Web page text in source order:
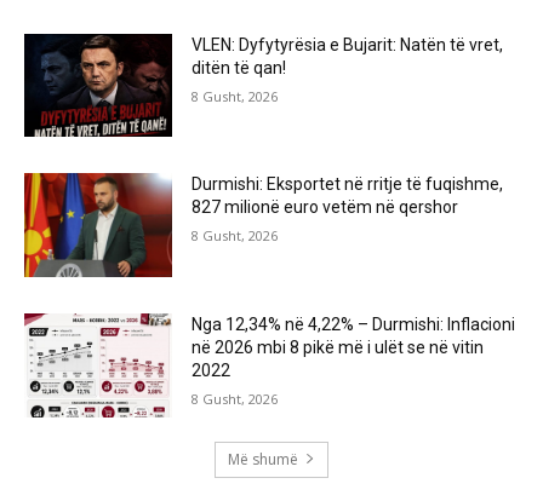
VLEN: Dyfytyrësia e Bujarit: Natën të vret,
ditën të qan!
8 Gusht, 2026
Durmishi: Eksportet në rritje të fuqishme,
827 milionë euro vetëm në qershor
8 Gusht, 2026
Nga 12,34% në 4,22% – Durmishi: Inflacioni
në 2026 mbi 8 pikë më i ulët se në vitin
2022
8 Gusht, 2026
Më shumë